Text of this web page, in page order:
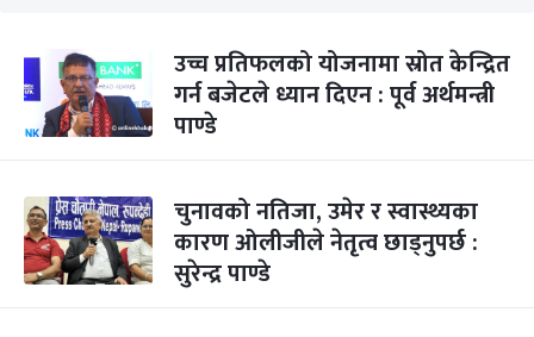
उच्च प्रतिफलको योजनामा स्रोत केन्द्रित
गर्न बजेटले ध्यान दिएन : पूर्व अर्थमन्त्री
पाण्डे
चुनावको नतिजा, उमेर र स्वास्थ्यका
कारण ओलीजीले नेतृत्व छाड्नुपर्छ :
सुरेन्द्र पाण्डे